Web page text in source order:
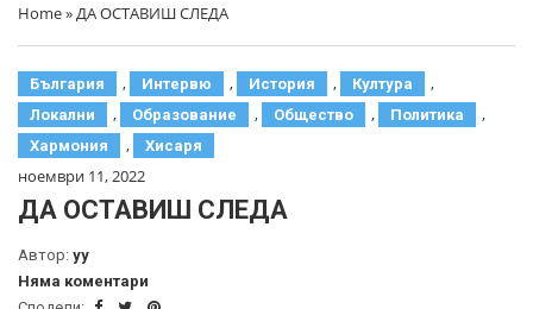
Home»ДА ОСТАВИШ СЛЕДА
България , Интервю , История , Култура ,
Локални , Образование , Общество , Политика ,
Хармония , Хисаря
ноември 11, 2022
ДА ОСТАВИШ СЛЕДА
Автор: yy
Няма коментари